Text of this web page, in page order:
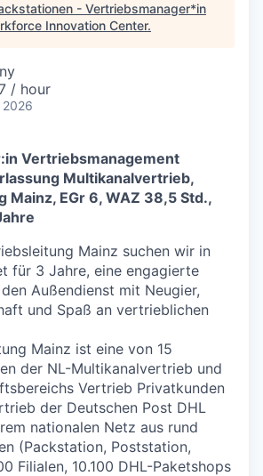
- Vertriebsmanager*in
Innovation Center.
/ hour
Vertriebsmanagement
Multikanalvertrieb,
Mainz, EGr 6, WAZ 38,5 Std.,
Mainz suchen wir in
für 3 Jahre, eine engagierte
Außendienst mit Neugier,
und Spaß an vertrieblichen
Mainz ist eine von 15
der NL-Multikanalvertrieb und
Vertrieb Privatkunden
der Deutschen Post DHL
nationalen Netz aus rund
(Packstation, Poststation,
Filialen, 10.100 DHL-Paketshops